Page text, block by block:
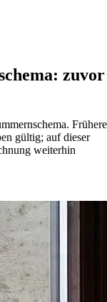
zuvor
Frühere
gültig; auf dieser
weiterhin